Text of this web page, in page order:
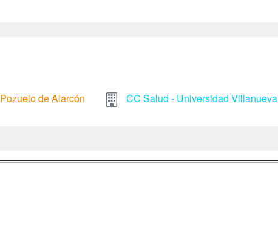
Pozuelo de Alarcón CC Salud - Universidad Villanueva